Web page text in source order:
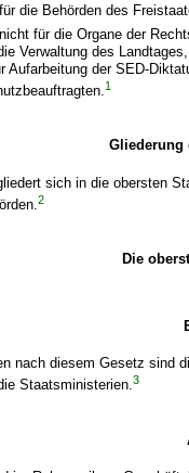
die Behörden des
für die Organe der
Verwaltung des
Aufarbeitung der SED-
1
Gliederung
sich in die obersten
2
Die
nach diesem Gesetz sind
Staatsministerien.3